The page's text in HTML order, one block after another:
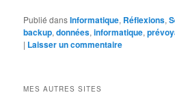
Publié dansInformatique, Réflexions,
backup,données,informatique,
| Laisser un commentaire
MES AUTRES SITES